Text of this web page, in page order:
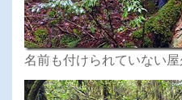
名前も付けられていない